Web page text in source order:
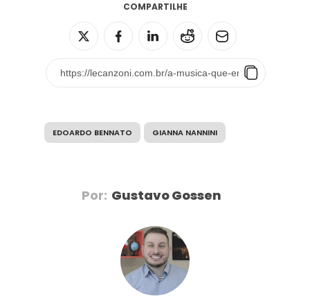
COMPARTILHE
EDOARDO BENNATO GIANNA NANNINI
Por: Gustavo Gossen